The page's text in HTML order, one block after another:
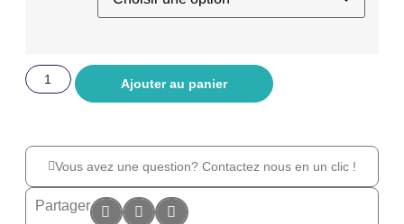
Ajouter au panier
Vous avez une question? Contactez nous en un clic !
Partager